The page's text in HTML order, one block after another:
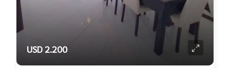
USD 2.200